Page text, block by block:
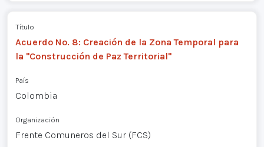
Título
Acuerdo No. 8: Creación de la Zona Temporal para
la "Construcción de Paz Territorial"
País
Colombia
Organización
Frente Comuneros del Sur (FCS)